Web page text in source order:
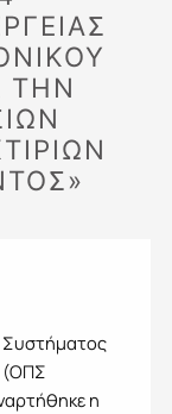
ΤΗΝ
Συστήματος
(ΟΠΣ
η